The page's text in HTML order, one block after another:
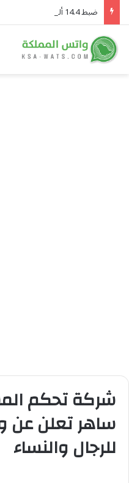
ضبط 14.4 ألف مخالف وترحيل 10.8 آلاف في أسبوع
شركة تحكم
ساهر تعلن عن
للرجال والنساء